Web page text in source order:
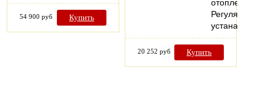
54 900 руб Купить
отопления.
Регулятор
20 252 руб Купить